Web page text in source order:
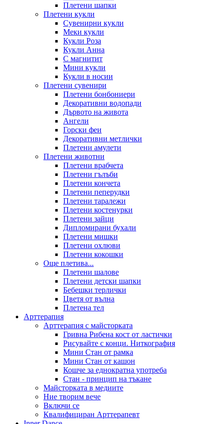
Плетени шапки
Плетени кукли
Сувенирни кукли
Меки кукли
Кукли Роза
Кукли Анна
С магнитит
Мини кукли
Кукли в носии
Плетени сувенири
Плетени бонбониери
Декоративни водопади
Дървото на живота
Ангели
Горски феи
Декоративни метлички
Плетени амулети
Плетени животни
Плетени врабчета
Плетени гълъби
Плетени кончета
Плетени пеперудки
Плетени таралежи
Плетени костенурки
Плетени зайци
Дипломирани бухали
Плетени мишки
Плетени охлюви
Плетени кокошки
Още плетива...
Плетени шалове
Плетени детски шапки
Бебешки терлички
Цветя от вълна
Плетена тел
Арттерапия
Арттерапия с майсторката
Гривна Рибена кост от ластички
Рисувайте с конци. Ниткография
Мини Стан от рамка
Мини Стан от кашон
Кошче за еднократна употреба
Стан - принцип на тъкане
Майсторката в медиите
Ние творим вече
Включи се
Квалифициран Арттерапевт